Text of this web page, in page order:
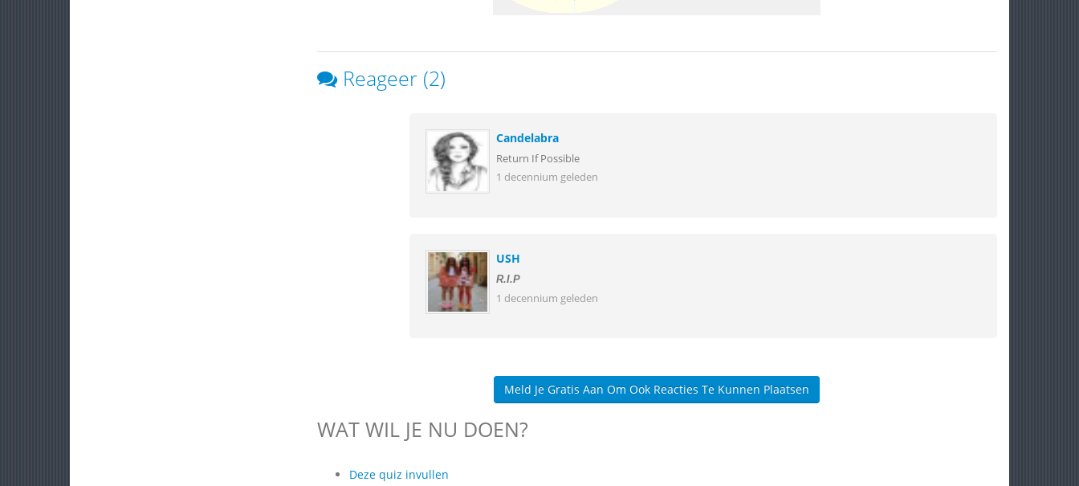
Reageer (2)
Candelabra
Return If Possible
1 decennium geleden
USH
R.I.P
1 decennium geleden
Meld Je Gratis Aan Om Ook Reacties Te Kunnen Plaatsen
WAT WIL JE NU DOEN?
Deze quiz invullen